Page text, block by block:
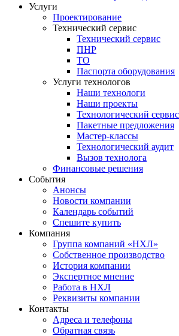
Услуги
Проектирование
Технический сервис
Технический сервис
ПНР
ТО
Паспорта оборудования
Услуги технологов
Наши технологи
Наши проекты
Технологический сервис
Пакетные предложения
Мастер-классы
Технологический аудит
Вызов технолога
Финансовые решения
События
Анонсы
Новости компании
Календарь событий
Спешите купить
Компания
Группа компаний «НХЛ»
Собственное производство
История компании
Экспертное мнение
Работа в НХЛ
Реквизиты компании
Контакты
Адреса и телефоны
Обратная связь